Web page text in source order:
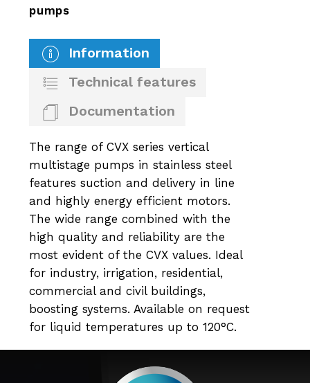
pumps
Information
Technical features
Documentation
The range of CVX series vertical
multistage pumps in stainless steel
features suction and delivery in line
and highly energy efficient motors.
The wide range combined with the
high quality and reliability are the
most evident of the CVX values. Ideal
for industry, irrigation, residential,
commercial and civil buildings,
boosting systems. Available on request
for liquid temperatures up to 120°C.